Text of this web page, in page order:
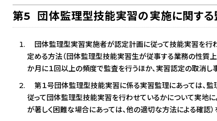
第5 団体監理型技能実習の実施に関する
団体監理型実習実施者が認定計画に従って技能実習を行
定める方法（団体監理型技能実習生が従事する業務の性質上
か月に１回以上の頻度で監査を行うほか、実習認定の取消し
第１号団体監理型技能実習に係る実習監理にあっては、
従って団体監理型技能実習を行わせているかについて実地
が著しく困難な場合にあっては、他の適切な方法による確認